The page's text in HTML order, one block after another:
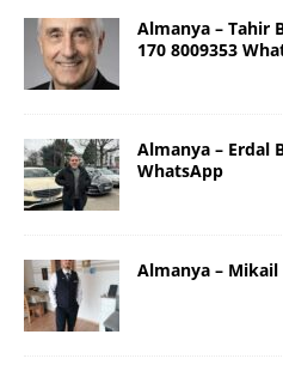
Almanya – Tahir
170 8009353
Almanya – Erdal
WhatsApp
Almanya – Mikail